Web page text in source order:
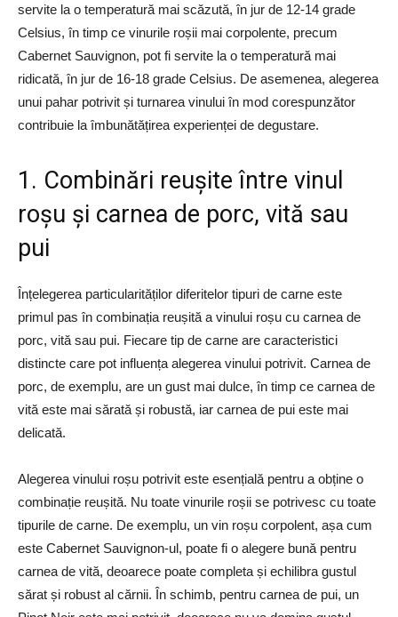
servite la o temperatură mai scăzută, în jur de 12-14 grade
Celsius, în timp ce vinurile roșii mai corpolente, precum
Cabernet Sauvignon, pot fi servite la o temperatură mai
ridicată, în jur de 16-18 grade Celsius. De asemenea, alegerea
unui pahar potrivit și turnarea vinului în mod corespunzător
contribuie la îmbunătățirea experienței de degustare.
1. Combinări reușite între vinul
roșu și carnea de porc, vită sau
pui
Înțelegerea particularităților diferitelor tipuri de carne este
primul pas în combinația reușită a vinului roșu cu carnea de
porc, vită sau pui. Fiecare tip de carne are caracteristici
distincte care pot influența alegerea vinului potrivit. Carnea de
porc, de exemplu, are un gust mai dulce, în timp ce carnea de
vită este mai sărată și robustă, iar carnea de pui este mai
delicată.
Alegerea vinului roșu potrivit este esențială pentru a obține o
combinație reușită. Nu toate vinurile roșii se potrivesc cu toate
tipurile de carne. De exemplu, un vin roșu corpolent, așa cum
este Cabernet Sauvignon-ul, poate fi o alegere bună pentru
carnea de vită, deoarece poate completa și echilibra gustul
sărat și robust al cărnii. În schimb, pentru carnea de pui, un